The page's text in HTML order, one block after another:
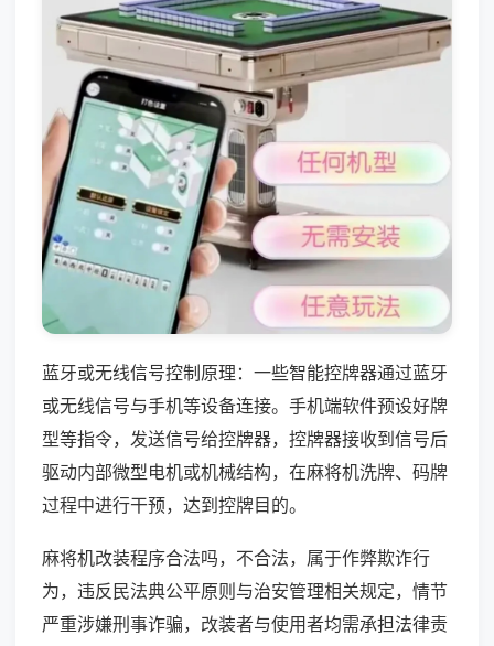
蓝牙或无线信号控制原理：一些智能控牌器通过蓝牙
或无线信号与手机等设备连接。手机端软件预设好牌
型等指令，发送信号给控牌器，控牌器接收到信号后
驱动内部微型电机或机械结构，在麻将机洗牌、码牌
过程中进行干预，达到控牌目的。
麻将机改装程序合法吗，不合法，属于作弊欺诈行
为，违反民法典公平原则与治安管理相关规定，情节
严重涉嫌刑事诈骗，改装者与使用者均需承担法律责